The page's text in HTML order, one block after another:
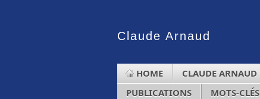
Claude Arnaud
HOME CLAUDE ARNAUD
PUBLICATIONS
MOTS-CLÉS